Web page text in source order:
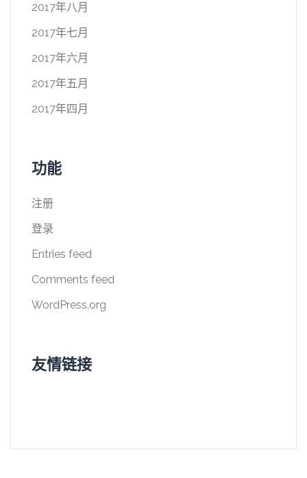
2017年八月
2017年七月
2017年六月
2017年五月
2017年四月
功能
注册
登录
Entries feed
Comments feed
WordPress.org
友情链接